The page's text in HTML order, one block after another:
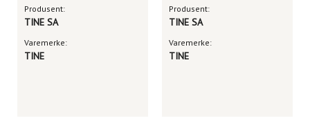
Produsent:
TINE SA
Varemerke:
TINE
Produsent:
TINE SA
Varemerke:
TINE